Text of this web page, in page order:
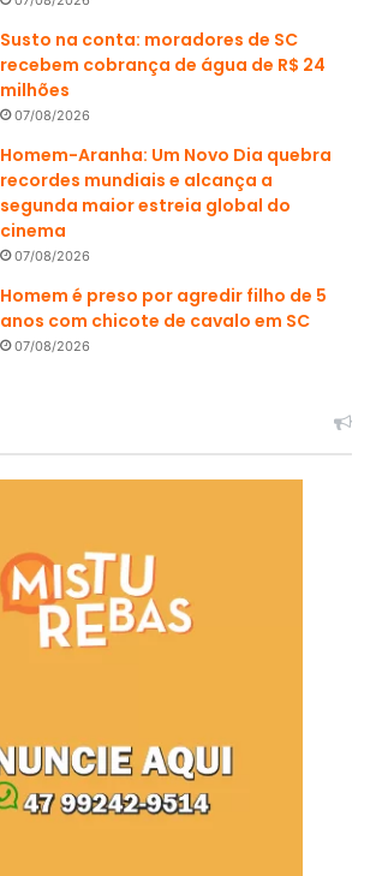
Susto na conta: moradores de SC
recebem cobrança de água de R$ 24
milhões
07/08/2026
Homem-Aranha: Um Novo Dia quebra
recordes mundiais e alcança a
segunda maior estreia global do
cinema
07/08/2026
Homem é preso por agredir filho de 5
anos com chicote de cavalo em SC
07/08/2026